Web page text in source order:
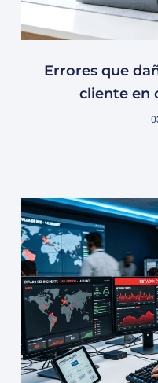
Errores que
cliente en